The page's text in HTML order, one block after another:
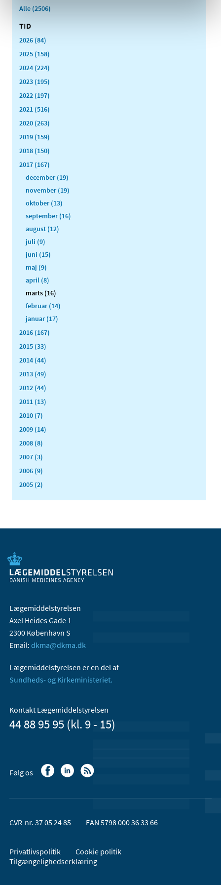
Alle (2506)
TID
2026 (84)
2025 (158)
2024 (224)
2023 (195)
2022 (197)
2021 (516)
2020 (263)
2019 (159)
2018 (150)
2017 (167)
december (19)
november (19)
oktober (13)
september (16)
august (12)
juli (9)
juni (15)
maj (9)
april (8)
marts (16)
februar (14)
januar (17)
2016 (167)
2015 (33)
2014 (44)
2013 (49)
2012 (44)
2011 (13)
2010 (7)
2009 (14)
2008 (8)
2007 (3)
2006 (9)
2005 (2)
Lægemiddelstyrelsen
Axel Heides Gade 1
2300 København S
Email: dkma@dkma.dk
Lægemiddelstyrelsen er en del af
Sundheds- og Kirkeministeriet.
Kontakt Lægemiddelstyrelsen
44 88 95 95 (kl. 9 - 15)
Følg os
CVR-nr. 37 05 24 85 EAN 5798 000 36 33 66
Privatlivspolitik
Cookie politik
Tilgængelighedserklæring